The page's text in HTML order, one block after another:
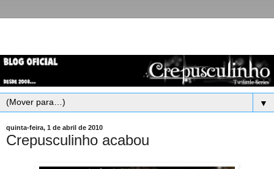
▼
quinta-feira, 1 de abril de 2010
Crepusculinho acabou